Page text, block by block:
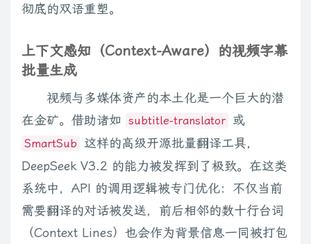
彻底的双语重塑。
上下文感知（Context-Aware）的视频字幕
批量生成
视频与多媒体资产的本土化是一个巨大的潜
在金矿。借助诸如 subtitle-translator 或
SmartSub
这样的高级开源批量翻译工具，
DeepSeek V3.2 的能力被发挥到了极致。在这类
系统中，API 的调用逻辑被专门优化：不仅当前
需要翻译的对话被发送，前后相邻的数十行台词
（Context Lines）也会作为背景信息一同被打包